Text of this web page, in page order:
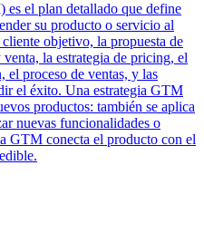
el plan detallado que define
su producto o servicio al
objetivo, la propuesta de
la estrategia de pricing, el
el proceso de ventas, y las
el éxito. Una estrategia GTM
productos: también se aplica
nuevas funcionalidades o
GTM conecta el producto con el